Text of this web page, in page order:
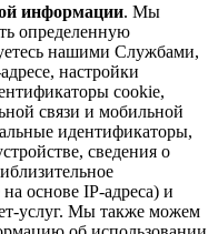
информации. Мы
определенную
нашими Службами,
настройки
cookie,
связи и мобильной
идентификаторы,
сведения о
основе IP-адреса) и
услуг. Мы также можем